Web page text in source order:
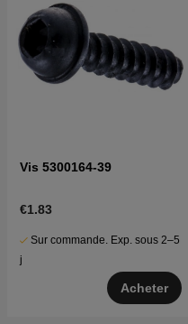
Vis 5300164-39
€1.83
Sur commande. Exp. sous 2–5
j
Acheter